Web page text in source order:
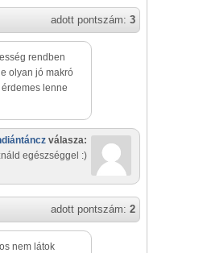
adott pontszám: 3
rendben
olyan jó makró
lenne
válasza:
egészséggel :)
adott pontszám: 2
nem látok